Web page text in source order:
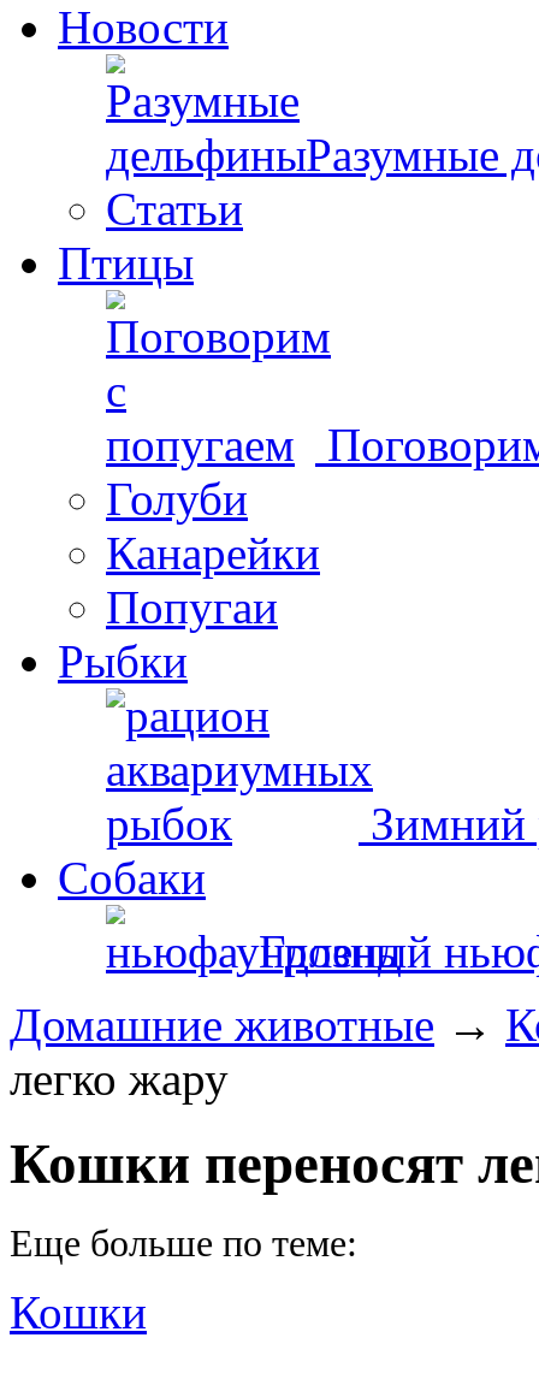
Новости
Разумные
Статьи
Птицы
Голуби
Канарейки
Попугаи
Рыбки
Зимний
Собаки
Грозный
Домашние животные →
легко жару
Кошки переносят
Еще больше по теме:
Кошки